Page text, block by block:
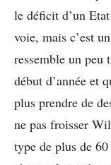
le déficit d’un
voie, mais c’est
ressemble un peu
début d’année et
plus prendre de
ne pas froisser
type de plus de